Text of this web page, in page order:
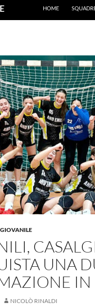
HOME
UNA
NICOLÒ RINALDI